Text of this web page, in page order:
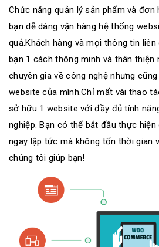
Chức năng quản lý sản phẩm và đơn
bạn dễ dàng vận hàng hệ thống
quả.Khách hàng và mọi thông tin
bạn 1 cách thông minh và thân thiện
chuyên gia về công nghệ nhưng
website của mình.Chỉ mất vài thao
sở hữu 1 website với đầy đủ tính
nghiệp. Bạn có thể bắt đầu thực
ngay lập tức mà không tốn thời gian
chúng tôi giúp bạn!